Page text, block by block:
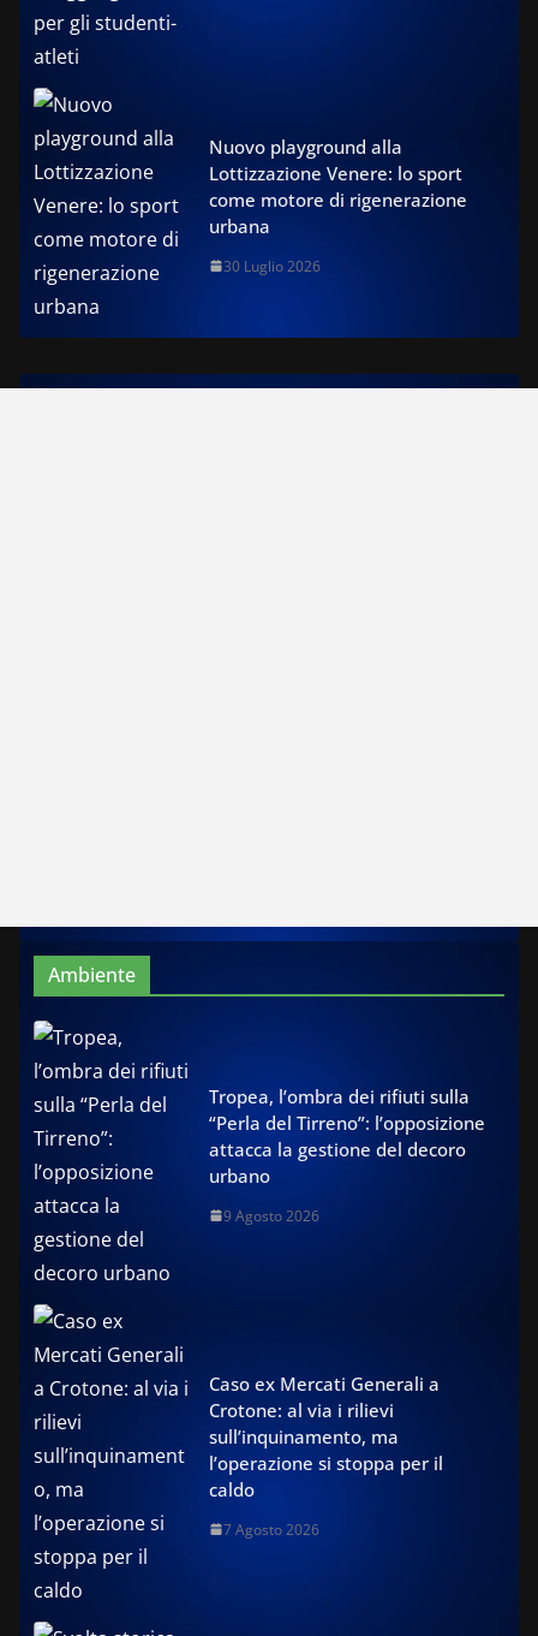
Nuovo playground alla
Lottizzazione Venere: lo sport
come motore di rigenerazione
urbana
30 Luglio 2026
Ambiente
Tropea, l’ombra dei rifiuti sulla
“Perla del Tirreno”: l’opposizione
attacca la gestione del decoro
urbano
9 Agosto 2026
Caso ex Mercati Generali a
Crotone: al via i rilievi
sull’inquinamento, ma
l’operazione si stoppa per il
caldo
7 Agosto 2026